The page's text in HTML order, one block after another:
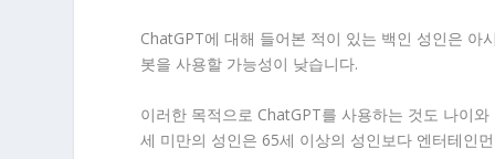
ChatGPT에 대해 들어본 적이 있는 백인 성인은
봇을 사용할 가능성이 낮습니다.
이러한 목적으로 ChatGPT를 사용하는 것도 나이
세 미만의 성인은 65세 이상의 성인보다 엔터테인